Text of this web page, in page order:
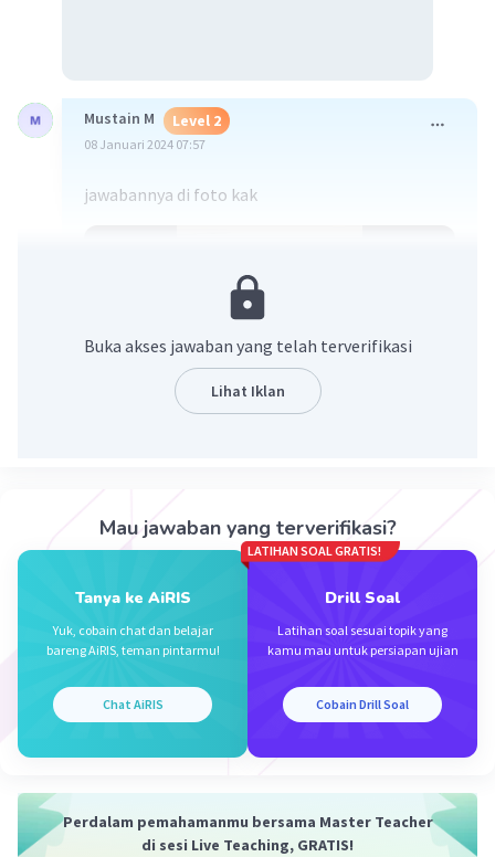
Mustain M Level 2
08 Januari 2024 07:57
jawabannya di foto kak
Buka akses jawaban yang telah terverifikasi
Lihat Iklan
Mau jawaban yang terverifikasi?
Tanya ke AiRIS
Yuk, cobain chat dan belajar
bareng AiRIS, teman pintarmu!
Chat AiRIS
LATIHAN SOAL GRATIS!
Drill Soal
Latihan soal sesuai topik yang
kamu mau untuk persiapan ujian
Cobain Drill Soal
Perdalam pemahamanmu bersama Master Teacher
di sesi Live Teaching, GRATIS!